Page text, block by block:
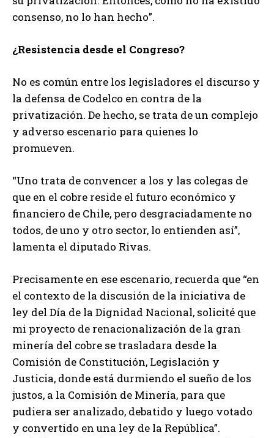
consenso, no lo han hecho”.
¿Resistencia desde el Congreso?
No es común entre los legisladores el discurso y
la defensa de Codelco en contra de la
privatización. De hecho, se trata de un complejo
y adverso escenario para quienes lo
promueven.
“Uno trata de convencer a los y las colegas de
que en el cobre reside el futuro económico y
financiero de Chile, pero desgraciadamente no
todos, de uno y otro sector, lo entienden así”,
lamenta el diputado Rivas.
Precisamente en ese escenario, recuerda que “en
el contexto de la discusión de la iniciativa de
ley del Día de la Dignidad Nacional, solicité que
mi proyecto de renacionalización de la gran
minería del cobre se trasladara desde la
Comisión de Constitución, Legislación y
Justicia, donde está durmiendo el sueño de los
justos, a la Comisión de Minería, para que
pudiera ser analizado, debatido y luego votado
y convertido en una ley de la República”.